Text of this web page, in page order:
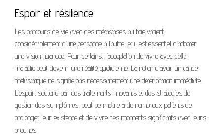
Espoir et résilience
Les parcours de vie avec des métastases au foie varient
considérablement d’une personne à l’autre, et il est essentiel d’adopter
une vision nuancée. Pour certains, l’acceptation de vivre avec cette
maladie peut devenir une réalité quotidienne. La notion d’avoir un cancer
métastatique ne signifie pas nécessairement une détérioration immédiate.
L’espoir, soutenu par des traitements innovants et des stratégies de
gestion des symptômes, peut permettre à de nombreux patients de
prolonger leur existence et de vivre des moments significatifs avec leurs
proches.